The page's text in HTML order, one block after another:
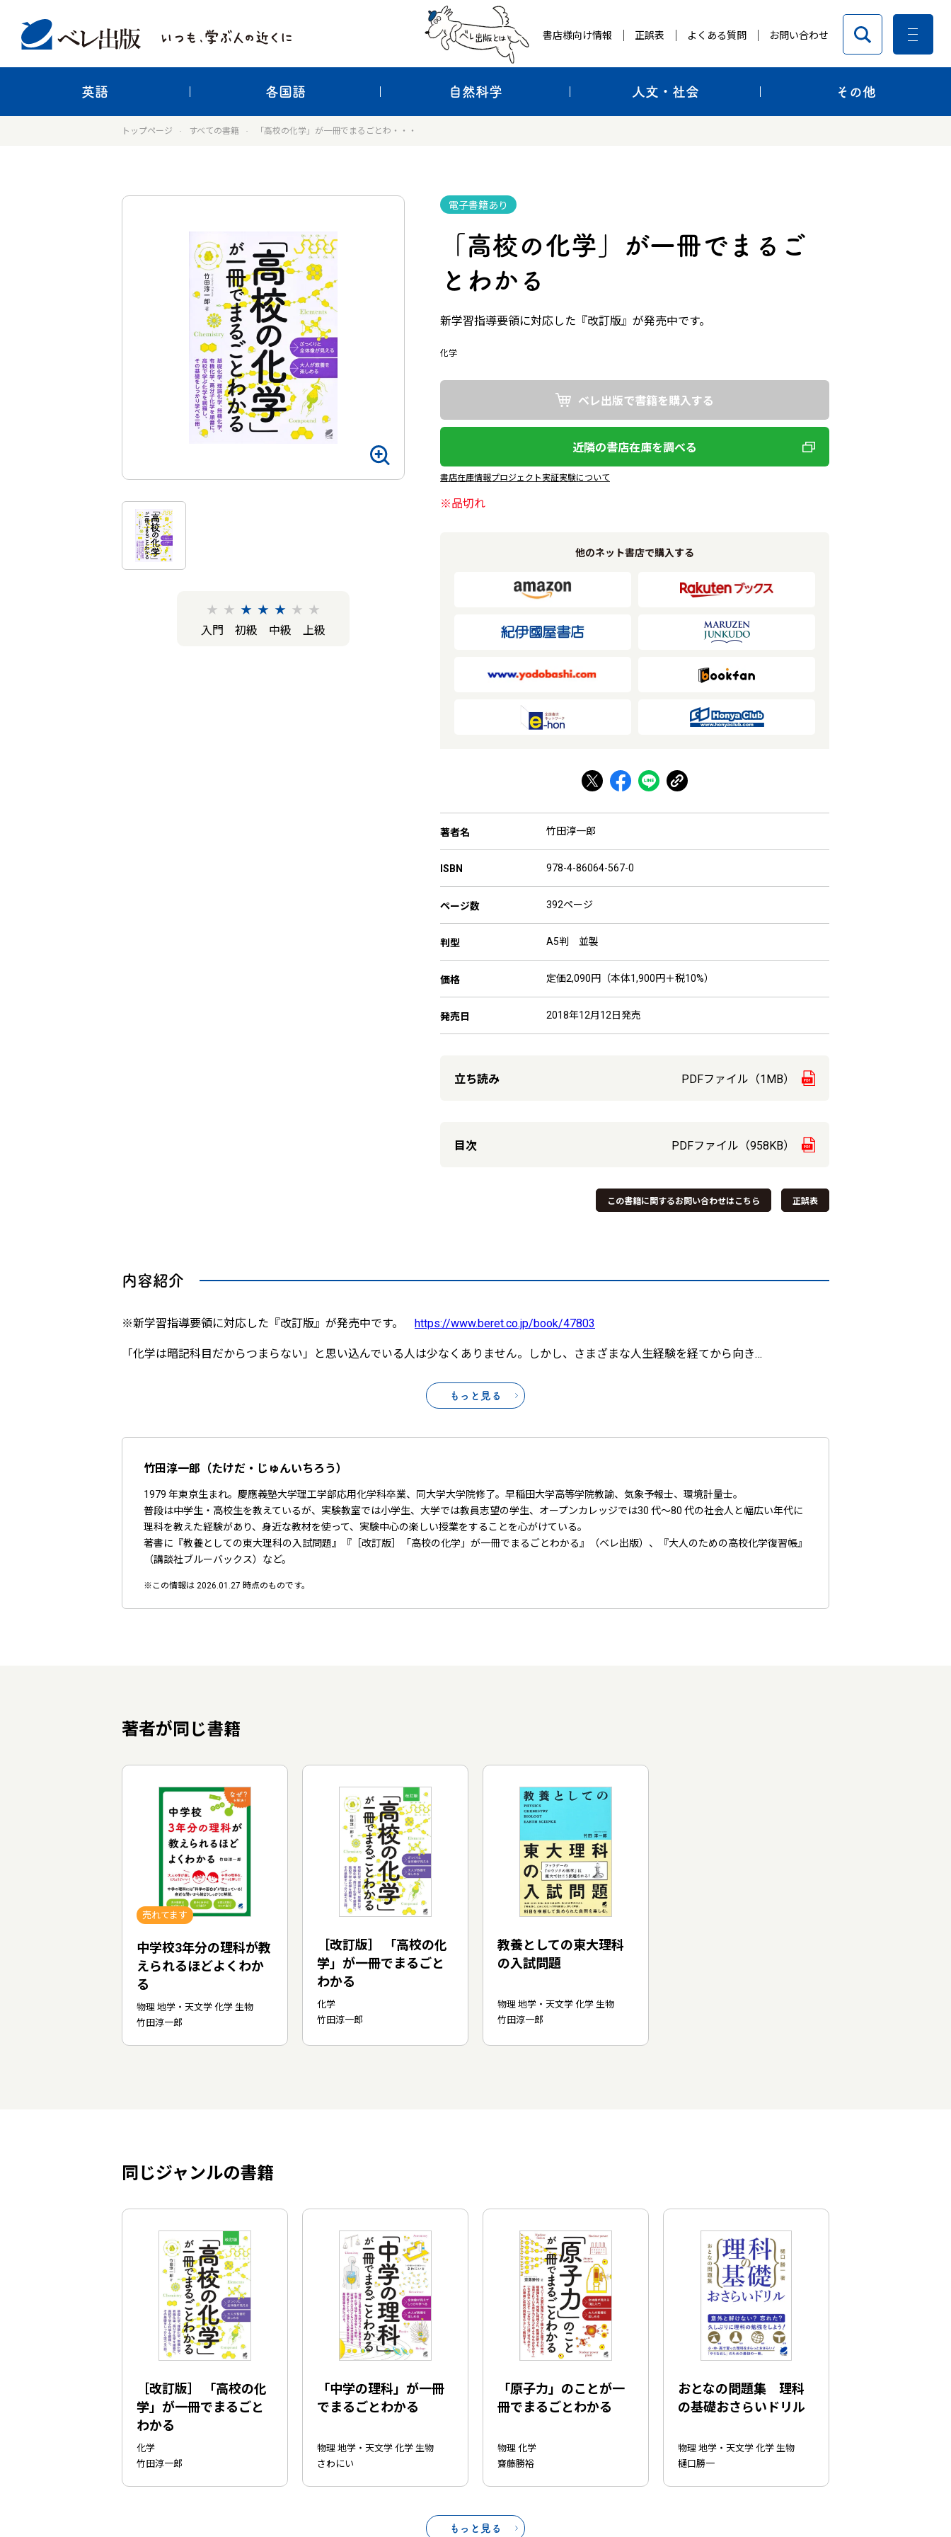
書店様向け情報 正誤表 よくある質問 お問い合わせ
英語 各国語 自然科学 人文・社会 その他
トップページ すべての書籍 「高校の化学」が一冊でまるごとわ・・・
電子書籍あり
「高校の化学」が一冊でまるご
とわかる
新学習指導要領に対応した『改訂版』が発売中です。
化学
★ ★ ★ ★ ★ ★ ★
入門
初級 中級 上級
ベレ出版で書籍を購入する
近隣の書店在庫を調べる
書店在庫情報プロジェクト実証実験について
※品切れ
他のネット書店で購入する
著者名 竹田淳一郎
ISBN 978-4-86064-567-0
ページ数 392ページ
判型 A5判 並製
価格 定価2,090円（本体1,900円＋税10%）
発売日 2018年12月12日発売
立ち読み PDFファイル（1MB）
目次 PDFファイル（958KB）
この書籍に関するお問い合わせはこちら 正誤表
内容紹介
※新学習指導要領に対応した『改訂版』が発売中です。 https://www.beret.co.jp/book/47803
「化学は暗記科目だからつまらない」と思い込んでいる人は少なくありません。しかし、さまざまな人生経験を経てから向き…
もっと見る
竹田淳一郎（たけだ・じゅんいちろう）
1979 年東京生まれ。慶應義塾大学理工学部応用化学科卒業、同大学大学院修了。早稲田大学高等学院教諭、気象予報士、環境計量士。
普段は中学生・高校生を教えているが、実験教室では小学生、大学では教員志望の学生、オープンカレッジでは30 代～80 代の社会人と幅広い年代に
理科を教えた経験があり、身近な教材を使って、実験中心の楽しい授業をすることを心がけている。
著書に『教養としての東大理科の入試問題』『［改訂版］「高校の化学」が一冊でまるごとわかる』（ベレ出版）、『大人のための高校化学復習帳』
（講談社ブルーバックス）など。
※この情報は 2026.01.27 時点のものです。
著者が同じ書籍
売れてます
中学校3年分の理科が教
えられるほどよくわか
る
物理 地学・天文学 化学 生物
竹田淳一郎
［改訂版］ 「高校の化
学」が一冊でまるごと
わかる
化学
竹田淳一郎
教養としての東大理科
の入試問題
物理 地学・天文学 化学 生物
竹田淳一郎
同じジャンルの書籍
［改訂版］ 「高校の化
学」が一冊でまるごと
わかる
化学
竹田淳一郎
「中学の理科」が一冊
でまるごとわかる
物理 地学・天文学 化学 生物
さわにい
「原子力」のことが一
冊でまるごとわかる
物理 化学
齋藤勝裕
おとなの問題集 理科
の基礎おさらいドリル
物理 地学・天文学 化学 生物
樋口勝一
もっと見る